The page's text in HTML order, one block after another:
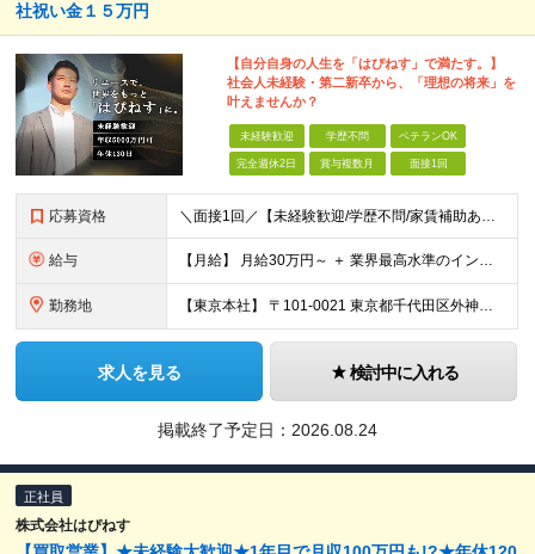
社祝い金１５万円
【自分自身の人生を「はぴねす」で満たす。】
社会人未経験・第二新卒から、「理想の将来」を
叶えませんか？
未経験歓迎 学歴不問 ベテランOK
完全週休2日 賞与複数月 面接1回
応募資格 ＼面接1回／【未経験歓迎/学歴不問/家賃補助あり】 社会人デビューや、ここからのキャリアアップを実現したい方 人柄を重視した採用を行っています。 書類選考は厳格ではなく、面接は基本1回！ スピーディ
給与 【月給】 月給30万円～ ＋ 業界最高水準のインセンティブ ＋ 各種手当 「稼がせたい」という会社の想いから、還元率は粗利の10～28％に設定。 頑張りがそのまま月収に直結する、嘘のない給与体系です
勤務地 【東京本社】 〒101-0021 東京都千代田区外神田5-2-3 ┗最寄駅：御徒町駅／秋葉原駅 ┗受動喫煙対策：屋内禁煙 ■その他：神奈川県、埼玉県、千葉県や全国への出張もあり ※転居を伴う転勤は
求人を見る 検討中に入れる
掲載終了予定日： 2026.08.24
正社員
株式会社はぴねす